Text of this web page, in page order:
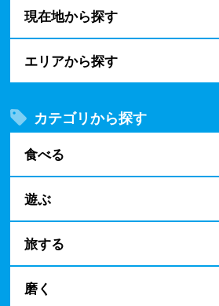
現在地から探す
エリアから探す
カテゴリから探す
食べる
遊ぶ
旅する
磨く